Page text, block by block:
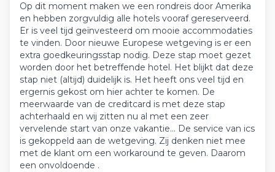
Op dit moment maken we een rondreis door Amerika
en hebben zorgvuldig alle hotels vooraf gereserveerd.
Er is veel tijd geïnvesteerd om mooie accommodaties
te vinden. Door nieuwe Europese wetgeving is er een
extra goedkeuringsstap nodig. Deze stap moet gezet
worden door het betreffende hotel. Het blijkt dat deze
stap niet (altijd) duidelijk is. Het heeft ons veel tijd en
ergernis gekost om hier achter te komen. De
meerwaarde van de creditcard is met deze stap
achterhaald en wij zitten nu al met een zeer
vervelende start van onze vakantie... De service van ics
is gekoppeld aan de wetgeving. Zij denken niet mee
met de klant om een workaround te geven. Daarom
een onvoldoende .